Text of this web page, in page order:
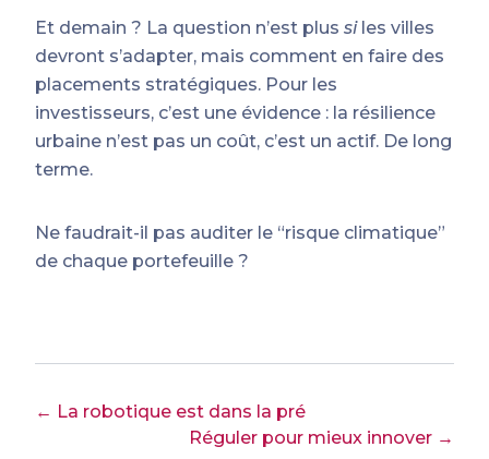
Et demain ? La question n’est plus siles villes
devront s’adapter, mais comment en faire des
placements stratégiques. Pour les
investisseurs, c’est une évidence : la résilience
urbaine n’est pas un coût, c’est un actif. De long
terme.
Ne faudrait-il pas auditer le “risque climatique”
de chaque portefeuille ?
← La robotique est dans la pré
Réguler pour mieux innover →